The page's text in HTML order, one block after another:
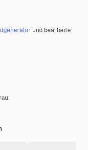
und bearbeite